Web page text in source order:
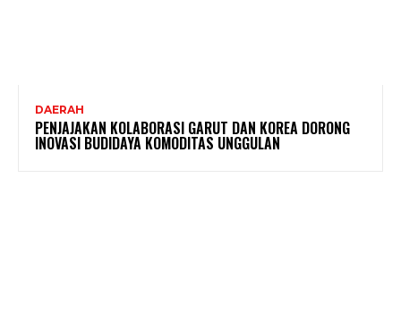
DAERAH
PENJAJAKAN KOLABORASI GARUT DAN KOREA DORONG
INOVASI BUDIDAYA KOMODITAS UNGGULAN